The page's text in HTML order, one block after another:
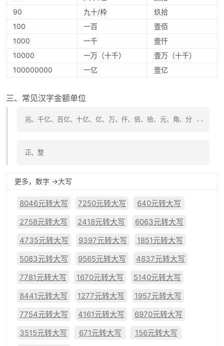
90
九十/枠
玖拾
100
一百
壹佰
1000
一千
壹仟
10000
一万（十千）
壹万（十千）
100000000
一亿 壹亿
三、常见汉字金额单位
兆、千亿、百亿、十亿、亿、万、仟、佰、拾、元、角、分 ..
正、整
更多，数字 ->大写
8046元转大写 7250元转大写
640元转大写
2758元转大写
2418元转大写
6063元转大写
4735元转大写
9397元转大写
1851元转大写
5083元转大写
9565元转大写
4837元转大写
7781元转大写
1670元转大写
5140元转大写
8441元转大写
1277元转大写
1957元转大写
7754元转大写
4161元转大写
6970元转大写
3515元转大写
671元转大写
156元转大写